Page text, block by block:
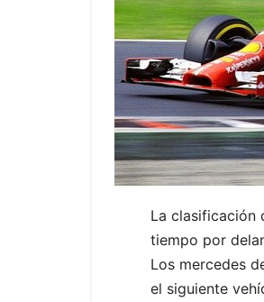
La clasificación
tiempo por
Los mercedes
el siguiente